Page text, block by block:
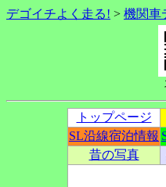
デゴイチよく走る! > 機関車
トップページ
SL沿線宿泊情報
昔の写真